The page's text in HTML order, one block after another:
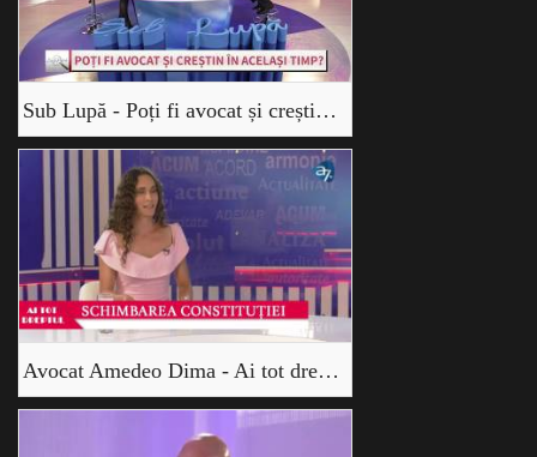
Sub Lupă - Poți fi avocat și creștin în același timp? - Amedeo Dima și Loredana Mărăcine
Avocat Amedeo Dima - Ai tot dreptul - Schimbarea constituției